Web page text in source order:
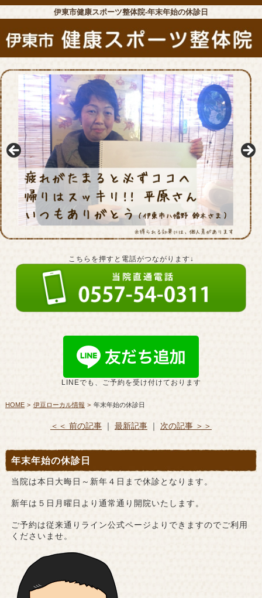
伊東市健康スポーツ整体院-年末年始の休診日
こちらを押すと電話がつながります↓
LINEでも、ご予約を受け付けております
HOME 伊豆ローカル情報 年末年始の休診日
＜＜ 前の記事｜ 最新記事｜ 次の記事 ＞＞
年末年始の休診日
当院は本日大晦日～新年４日まで休診となります。
新年は５日月曜日より通常通り開院いたします。
ご予約は従来通りライン公式ページよりできますのでご利用
くださいませ。